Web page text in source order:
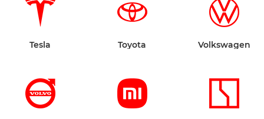
Tesla Toyota Volkswagen